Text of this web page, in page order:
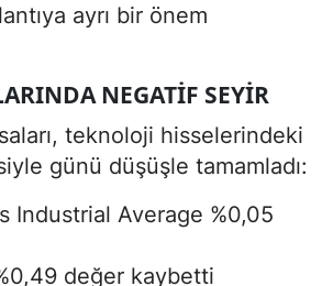
ayrı bir önem
NEGATIF SEYIR
teknoloji hisselerindeki
günü düşüşle tamamladı:
Industrial Average %0,05
değer kaybetti